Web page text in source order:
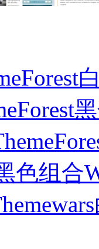
色组合